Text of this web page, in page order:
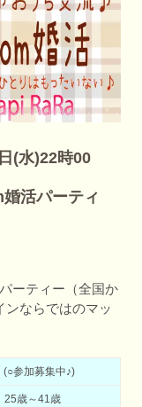
(水)22時00
活パーティ
ーティー（全国か
ンならではのマッ
(○参加募集中♪)
25歳～41歳